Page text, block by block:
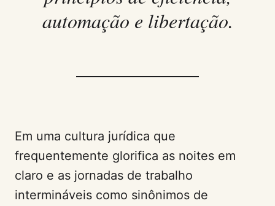
automação e libertação.
Em uma cultura jurídica que
frequentemente glorifica as noites em
claro e as jornadas de trabalho
intermináveis como sinônimos de